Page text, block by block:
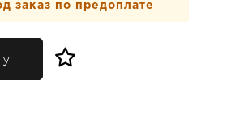
заказ по предоплате